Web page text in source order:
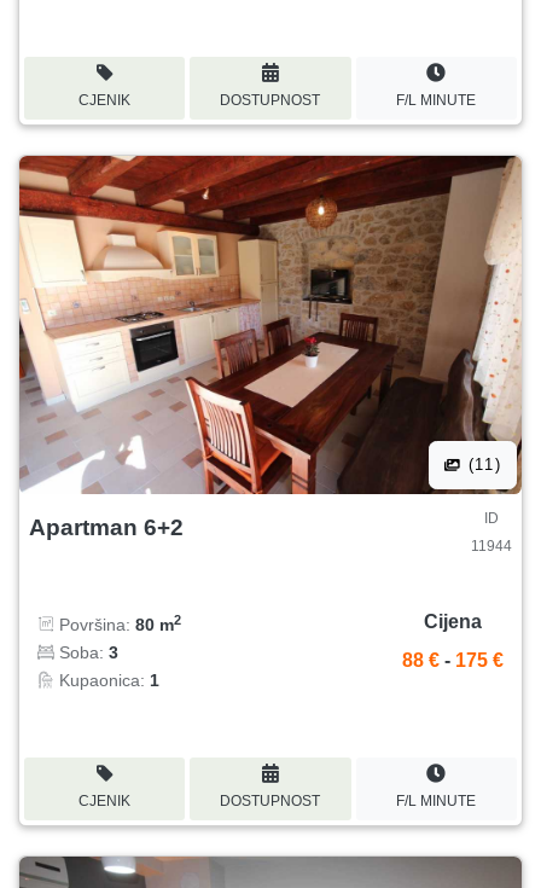
CJENIK DOSTUPNOST F/L MINUTE
(11)
Apartman 6+2
ID
11944
Površina: 80 m2
Soba: 3
Kupaonica: 1
Cijena
88 € - 175 €
CJENIK DOSTUPNOST F/L MINUTE